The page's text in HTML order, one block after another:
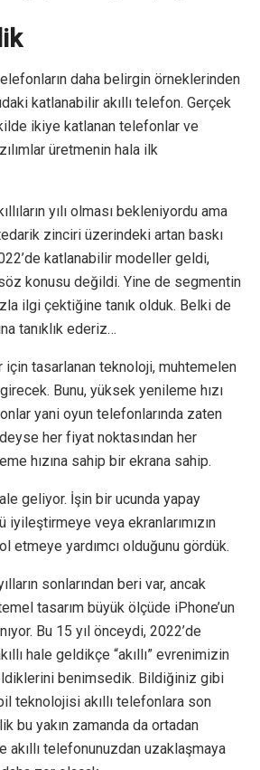
daha belirgin örneklerinden
katlanabilir akıllı telefon. Gerçek
ikiye katlanan telefonlar ve
üretmenin hala ilk
yılı olması bekleniyordu ama
zinciri üzerindeki artan baskı
katlanabilir modeller geldi,
konusu değildi. Yine de segmentin
ilgi çektiğine tanık olduk. Belki de
tanıklık ederiz…
tasarlanan teknoloji, muhtemelen
Bunu, yüksek yenileme hızı
yani oyun telefonlarında zaten
her fiyat noktasından her
hızına sahip bir ekrana sahip.
geliyor. İşin bir ucunda yapay
iyileştirmeye veya ekranlarımızın
etmeye yardımcı olduğunu gördük.
sonlarından beri var, ancak
tasarım büyük ölçüde iPhone’un
Bu 15 yıl önceydi, 2022’de
hale geldikçe “akıllı” evrenimizin
benimsedik. Bildiğiniz gibi
teknolojisi akıllı telefonlara son
bu yakın zamanda da ortadan
akıllı telefonunuzdan uzaklaşmaya